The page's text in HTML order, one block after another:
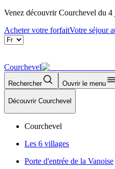
Venez découvrir Courchevel du
Acheter votre forfaitVotre séjour
Courchevel
Rechercher Ouvrir le menu
Découvrir Courchevel
Courchevel
Les 6 villages
Porte d'entrée de la Vanoise